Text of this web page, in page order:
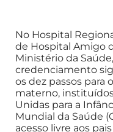
No Hospital
de Hospital Amigo
Ministério da
credenciamento
os dez passos para
materno,
Unidas para a
Mundial da Saúde
acesso livre aos